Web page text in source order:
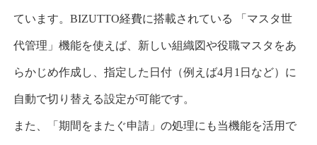
ています。BIZUTTO経費に搭載されている 「マスタ世
代管理」機能を使えば、新しい組織図や役職マスタをあ
らかじめ作成し、指定した日付（例えば4月 1 日など）に
自動で切り替える設定が可能です。
また、「期間をまたぐ申請」の処理にも当機能を活用で